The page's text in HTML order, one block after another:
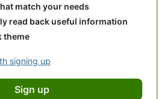
match your needs
read back useful information
theme
signing up
Sign up